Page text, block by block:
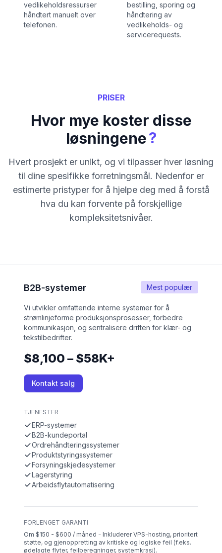
vedlikeholdsressurser
håndtert manuelt over
telefonen.
bestilling, sporing og
håndtering av
vedlikeholds- og
servicerequests.
PRISER
Hvor mye koster disse
løsningene?
Hvert prosjekt er unikt, og vi tilpasser hver løsning
til dine spesifikke forretningsmål. Nedenfor er
estimerte pristyper for å hjelpe deg med å forstå
hva du kan forvente på forskjellige
kompleksitetsnivåer.
Mest populær
B2B-systemer
Vi utvikler omfattende interne systemer for å
strømlinjeforme produksjonsprosesser, forbedre
kommunikasjon, og sentralisere driften for klær- og
tekstilbedrifter.
$8,100 – $58K+
Kontakt salg
TJENESTER
ERP-systemer
B2B-kundeportal
Ordrehåndteringssystemer
Produktstyringssystemer
Forsyningskjedesystemer
Lagerstyring
Arbeidsflytautomatisering
FORLENGET GARANTI
Om $150 - $600 / måned - Inkluderer VPS-hosting, prioritert
støtte, og gjenoppretting av kritiske og logiske feil (f.eks.
ødelagte flyter, feilberegninger, systemkrasj).